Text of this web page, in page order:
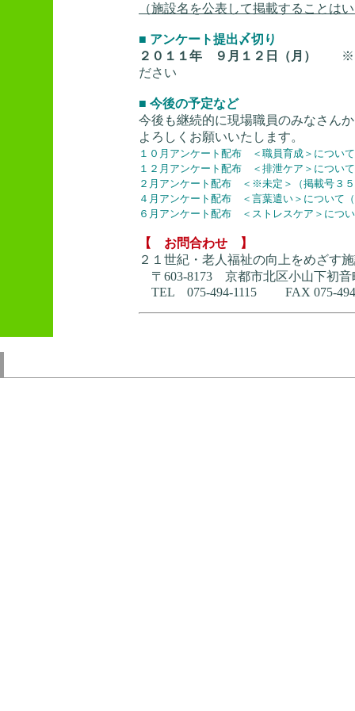
（施設名を公表して掲載することは
■ アンケート提出〆切り
２０１１年 ９月１２日（月）
※ Ｆ
ださい
■ 今後の予定など
今後も継続的に現場職員のみなさん
よろしくお願いいたします。
１０月アンケート配布 ＜職員育成＞につい
１２月アンケート配布 ＜排泄ケア＞につい
２月アンケート配布 ＜※未定＞（掲載号３
４月アンケート配布 ＜言葉遣い＞について
６月アンケート配布 ＜ストレスケア＞につ
【 お問合わせ 】
２１世紀・老人福祉の向上をめざす
〒603‐8173 京都市北区小山下初
TEL 075‐494‐1115 FAX